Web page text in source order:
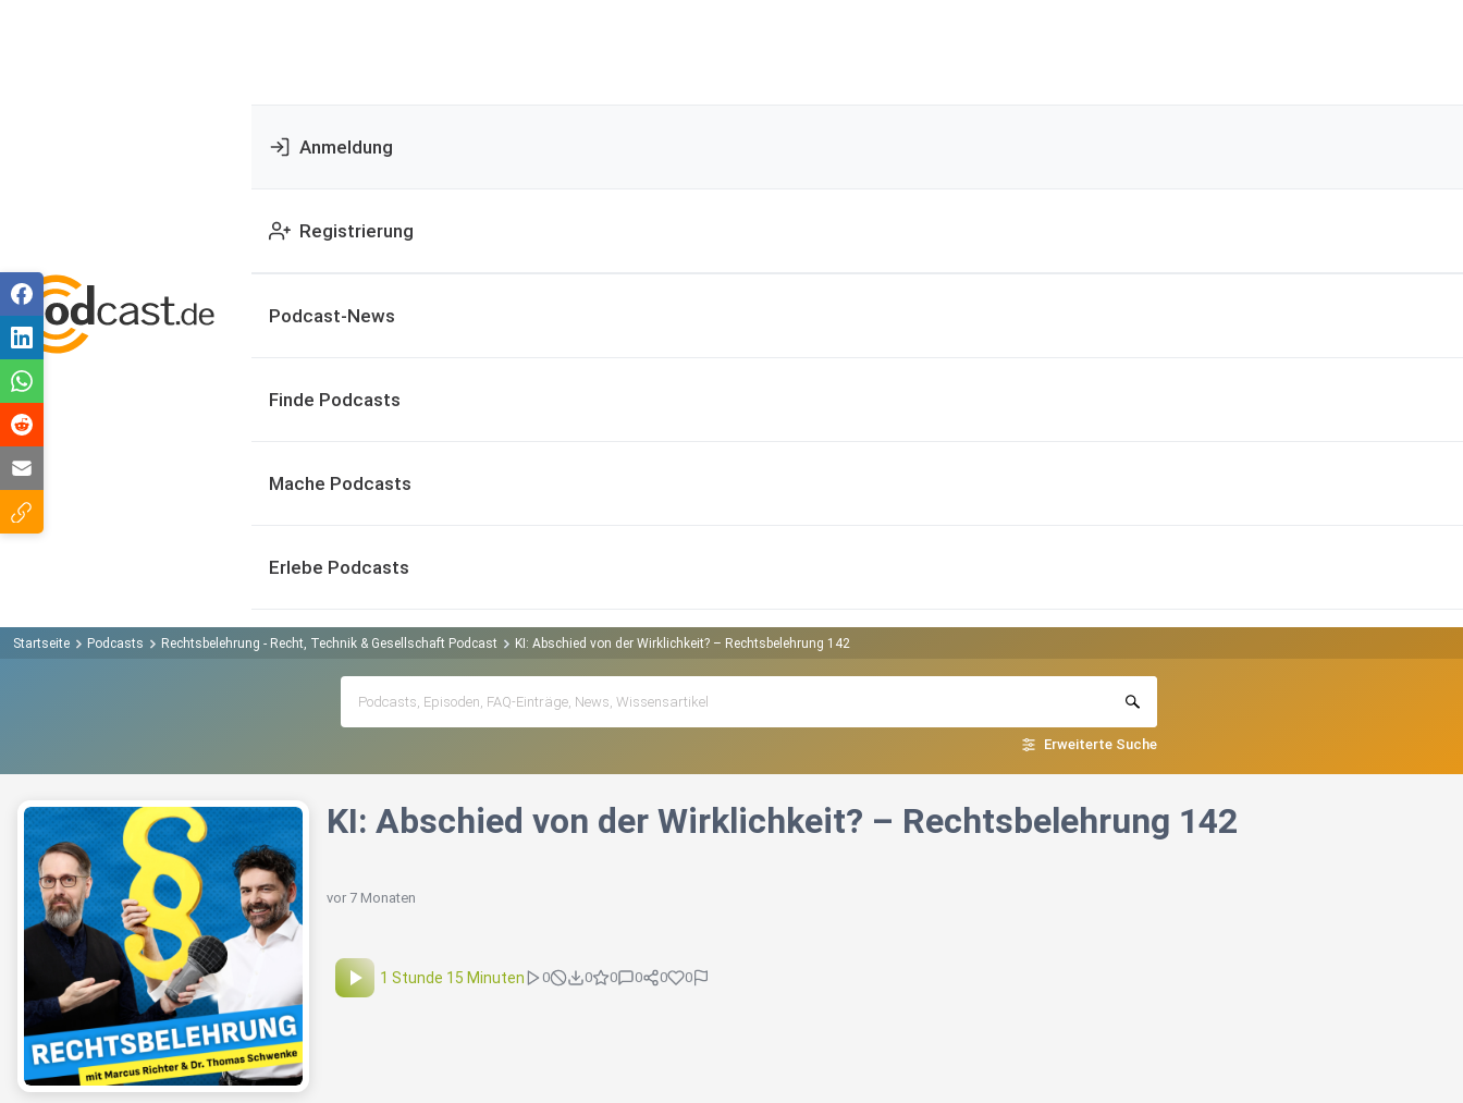
Anmeldung
Registrierung
Podcast-News
Finde Podcasts
Mache Podcasts
Erlebe Podcasts
Startseite Podcasts Rechtsbelehrung - Recht, Technik & Gesellschaft Podcast KI: Abschied von der Wirklichkeit? – Rechtsbelehrung 142
Erweiterte Suche
KI: Abschied von der Wirklichkeit? – Rechtsbelehrung 142
vor 7 Monaten
1 Stunde 15 Minuten 0 0 0 0 0 0